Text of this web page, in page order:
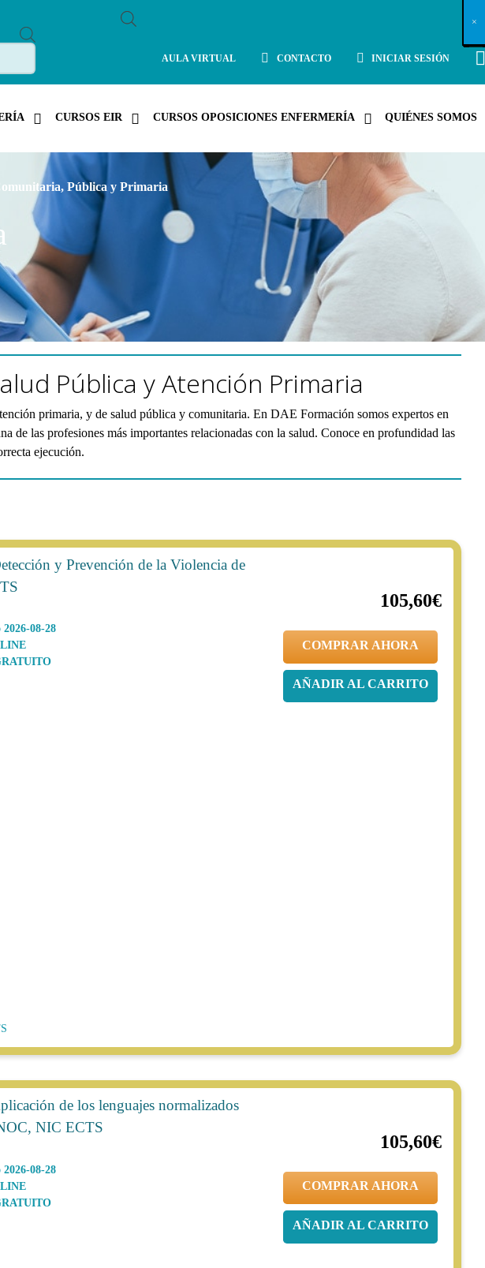
R
D
U
S
R
C
H
AULA VIRTUAL CONTACTO INICIAR SESIÓN
CURSOS EIR CURSOS OPOSICIONES ENFERMERÍA QUIÉNES SOMOS
Pública y Primaria
Pública y Atención Primaria
primaria, y de salud pública y comunitaria. En DAE Formación somos expertos en
de las profesiones más importantes relacionadas con la salud. Conoce en profundidad las
ejecución.
y Prevención de la Violencia de
2026-08-28
105,60€
COMPRAR AHORA
AÑADIR AL CARRITO
de los lenguajes normalizados
NIC ECTS
2026-08-28
105,60€
COMPRAR AHORA
AÑADIR AL CARRITO
X
×
×
×
×
×
×
×
×
×
×
×
×
×
×
×
×
×
×
×
×
×
×
×
×
×
×
×
×
×
×
×
×
×
×
×
×
×
×
×
×
×
×
×
×
×
×
×
×
×
×
×
×
×
×
×
×
×
×
×
×
×
×
×
×
×
×
×
×
×
×
×
×
×
×
×
×
×
×
×
×
×
×
×
×
×
×
×
×
×
×
×
×
×
×
×
×
×
×
×
×
×
×
×
×
×
×
×
×
×
×
×
×
×
×
×
×
×
×
×
×
×
×
×
×
×
×
×
×
×
×
×
×
×
×
×
×
×
×
×
×
×
×
×
×
×
×
×
×
×
×
×
×
×
×
×
×
×
×
×
×
×
×
×
×
×
×
×
×
×
×
×
×
×
×
×
×
×
×
×
×
×
×
×
×
×
×
×
×
×
×
×
×
×
×
×
×
×
×
×
×
×
×
×
×
×
×
×
×
×
×
×
×
×
×
×
×